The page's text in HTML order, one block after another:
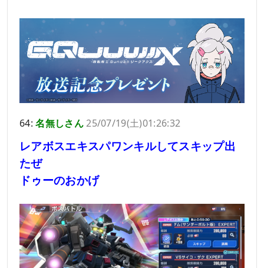
64:名無しさん25/07/19(土)01:26:32
レアボスエキスパワンキルしてスキップ出
たぜ
ドゥーのおかげ